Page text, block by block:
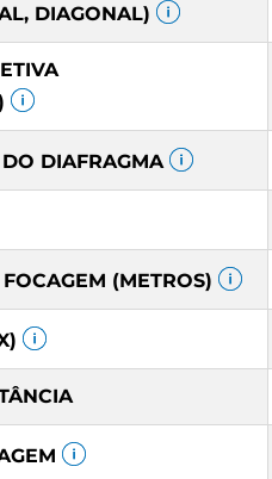
DIAGONAL)
DIAFRAGMA
(METROS)